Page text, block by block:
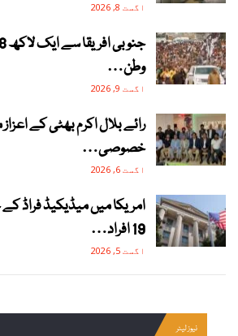
اگست 8, 2026
وطن…
اگست 9, 2026
رائے بلال اکرم بھٹی کے
خصوصی…
اگست 6, 2026
امریکا میں میڈیکیڈ فراڈ
19 افراد…
اگست 5, 2026
نیوز لیٹر